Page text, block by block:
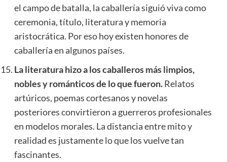
el campo de batalla, la caballería siguió viva como
ceremonia, título, literatura y memoria
aristocrática. Por eso hoy existen honores de
caballería en algunos países.
La literatura hizo a los caballeros más limpios,
nobles y románticos de lo que fueron.Relatos
artúricos, poemas cortesanos y novelas
posteriores convirtieron a guerreros profesionales
en modelos morales. La distancia entre mito y
realidad es justamente lo que los vuelve tan
fascinantes.